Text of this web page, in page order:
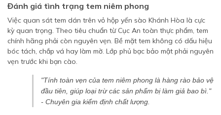
Đánh giá tình trạng tem niêm phong
Việc quan sát tem dán trên vỏ hộp yến sào Khánh Hòa là cực
kỳ quan trọng. Theo tiêu chuẩn từ Cục An toàn thực phẩm, tem
chính hãng phải còn nguyên vẹn. Bề mặt tem không có dấu hiệu
bóc tách, chắp vá hay làm mờ. Lớp phủ bạc bảo mật phải nguyên
vẹn trước khi bạn cào.
"Tính toàn vẹn của tem niêm phong là hàng rào bảo vệ
đầu tiên, giúp loại trừ các sản phẩm bị làm giả bao bì."
- Chuyên gia kiểm định chất lượng.